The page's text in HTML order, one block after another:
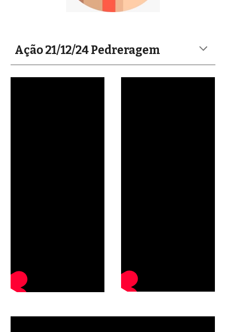
Ação 21/12/24 Pedreragem